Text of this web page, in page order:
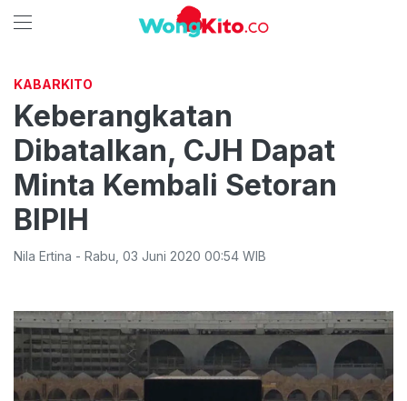
KABARKITO
Keberangkatan
Dibatalkan, CJH Dapat
Minta Kembali Setoran
BIPIH
Nila Ertina - Rabu 03 Juni 2020 00:54 WIB